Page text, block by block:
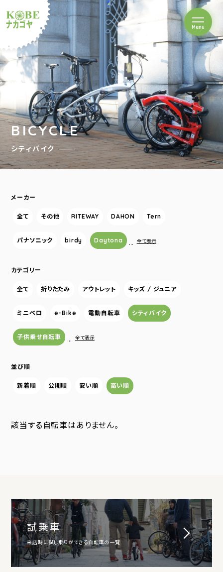
ルショップナカゴヤ
Menuを開閉
BICYCLE
シティバイク
メーカー
全て その他 RITEWAY DAHON Tern
パナソニック birdy Daytona … 全て表示
カテゴリー
全て 折りたたみ アウトレット キッズ / ジュニア
ミニベロ e-Bike 電動自転車 シティバイク
子供乗せ自転車 … 全て表示
並び順
新着順 公開順 安い順 高い順
該当する自転車はありません。
試乗車
来店時に試し乗りができる自転車の一覧